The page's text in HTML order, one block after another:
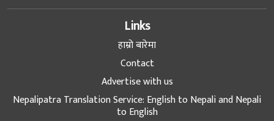
Links
हाम्रो बारेमा
Contact
Advertise with us
Nepalipatra Translation Service: English to Nepali and Nepali
to English